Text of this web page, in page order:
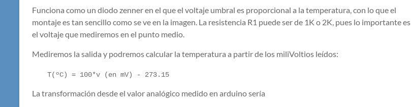
Funciona como un diodo zenner en el que el voltaje umbral es proporcional a la temperatura, con lo que el
montaje es tan sencillo como se ve en la imagen. La resistencia R1 puede ser de 1K o 2K, pues lo importante es
el voltaje que mediremos en el punto medio.
Mediremos la salida y podremos calcular la temperatura a partir de los miliVoltios leídos:
T(ºC) = 100*v (en mV) - 273.15
La transformación desde el valor analógico medido en arduino sería